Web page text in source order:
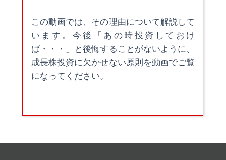
この動画では、その理由について解説して
います。今後「あの時投資しておけ
ば・・・」と後悔することがないように、
成長株投資に欠かせない原則を動画でご覧
になってください。